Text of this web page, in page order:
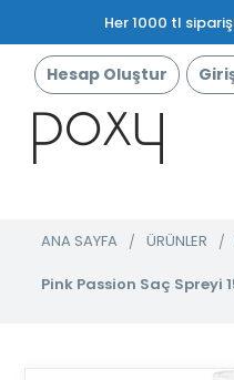
Her 1000 tl
Hesap Oluştur
ANA SAYFA ÜRÜNLER
Pink Passion Saç Spreyi